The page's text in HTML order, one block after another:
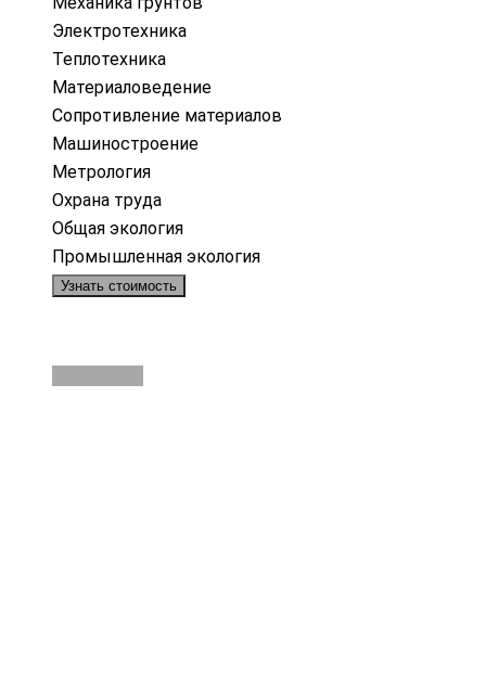
Электротехника
Теплотехника
Материаловедение
Сопротивление материалов
Машиностроение
Метрология
Охрана труда
Общая экология
Промышленная экология
Узнать стоимость